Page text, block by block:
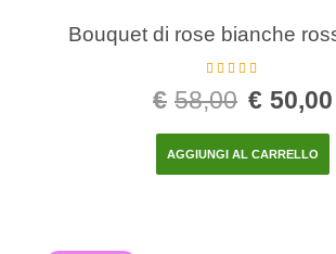
Bouquet di rose bianche
4.00su 5
€ 58,00 € 50,00
AGGIUNGI AL CARRELLO